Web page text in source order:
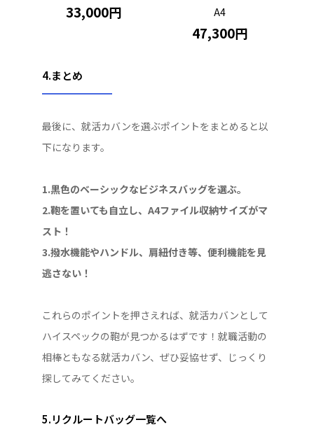
33,000円
A4
47,300円
4.まとめ
最後に、就活カバンを選ぶポイントをまとめると以
下になります。
1.黒色のベーシックなビジネスバッグを選ぶ。
2.鞄を置いても自立し、A4ファイル収納サイズがマ
スト！
3.撥水機能やハンドル、肩紐付き等、便利機能を見
逃さない！
これらのポイントを押さえれば、就活カバンとして
ハイスペックの鞄が見つかるはずです！就職活動の
相棒ともなる就活カバン、ぜひ妥協せず、じっくり
探してみてください。
5.リクルートバッグ一覧へ